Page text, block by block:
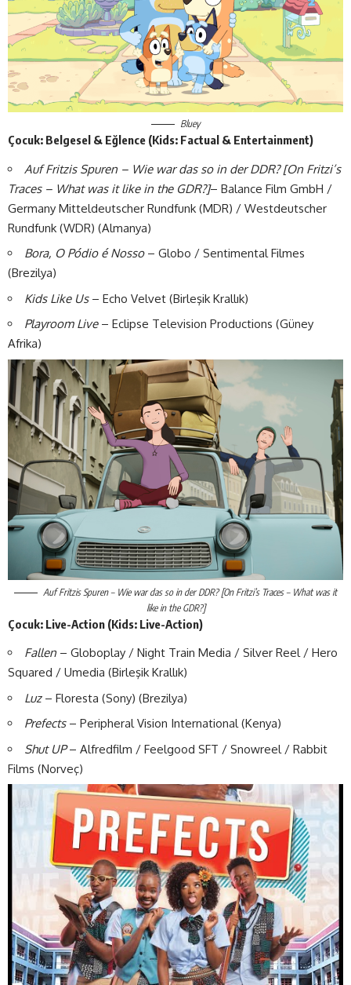
Bluey
Çocuk: Belgesel & Eğlence (Kids: Factual & Entertainment)
Auf Fritzis Spuren – Wie war das so in der DDR? [On Fritzi’s
Traces – What was it like in the GDR?]– Balance Film GmbH /
Germany Mitteldeutscher Rundfunk (MDR) / Westdeutscher
Rundfunk (WDR) (Almanya)
Bora, O Pódio é Nosso– Globo / Sentimental Filmes
(Brezilya)
Kids Like Us– Echo Velvet (Birleşik Krallık)
Playroom Live– Eclipse Television Productions (Güney
Afrika)
Auf Fritzis Spuren – Wie war das so in der DDR? [On Fritzi’s Traces – What was it
like in the GDR?]
Çocuk: Live-Action (Kids: Live-Action)
Fallen – Globoplay / Night Train Media / Silver Reel / Hero
Squared / Umedia (Birleşik Krallık)
Luz– Floresta (Sony) (Brezilya)
Prefects– Peripheral Vision International (Kenya)
Shut UP– Alfredfilm / Feelgood SFT / Snowreel / Rabbit
Films (Norveç)